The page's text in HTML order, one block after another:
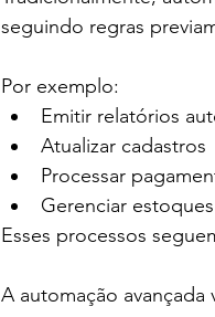
seguindo regras
Por exemplo:
Emitir relatórios
Atualizar cadastros
Processar
Gerenciar estoques
Esses processos
A automação avançada